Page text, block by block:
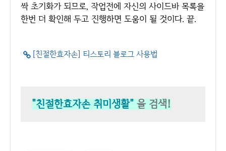
싹 초기화가 되므로, 작업전에 자신의 사이드바 목록을
한번 더 확인해 두고 진행하면 도움이 될 것이다. 끝.
[친절한효자손] 티스토리 블로그 사용법
"친절한효자손 취미생활" 을 검색!